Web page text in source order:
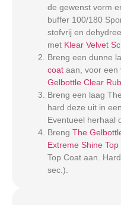
de gewenst vorm
buffer 100/180
stofvrij en
met Klear Velvet
Breng een dunne
coat aan, voor een
Gelbottle Clear
Breng een laag
hard deze uit in
Eventueel herhaal
Breng The
Extreme Shine Top
Top Coat aan.
sec.).